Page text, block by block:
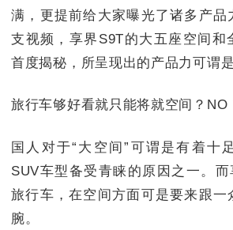
满，更提前给大家曝光了诸多产品
支视频，享界S9T的大五座空间和
首度揭秘，所呈现出的产品力可谓
旅行车够好看就只能将就空间？NO
国人对于“大空间”可谓是有着十
SUV车型备受青睐的原因之一。而
旅行车，在空间方面可是要来跟一
腕。